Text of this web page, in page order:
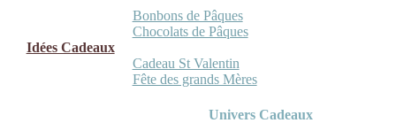
Bonbons de Pâques
Chocolats de Pâques
Idées Cadeaux
Cadeau St Valentin
Fête des grands Mères
Univers Cadeaux